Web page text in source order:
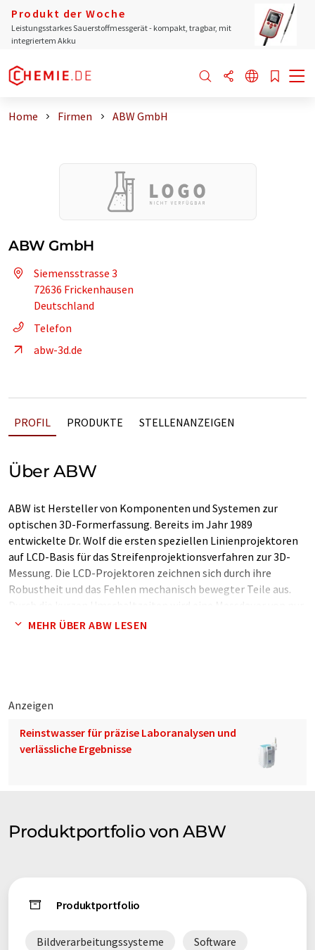
Produkt der Woche
Leistungsstarkes Sauerstoffmessgerät - kompakt, tragbar, mit
integriertem Akku
Home Firmen ABW GmbH
ABW GmbH
Siemensstrasse 3
72636 Frickenhausen
Deutschland
Telefon
abw-3d.de
PROFIL PRODUKTE STELLENANZEIGEN
Über ABW
ABW ist Hersteller von Komponenten und Systemen zur
optischen 3D-Formerfassung. Bereits im Jahr 1989
entwickelte Dr. Wolf die ersten speziellen Linienprojektoren
auf LCD-Basis für das Streifenprojektionsverfahren zur 3D-
Messung. Die LCD-Projektoren zeichnen sich durch ihre
Robustheit und das Fehlen mechanisch bewegter Teile aus.
0,5s erzielt. Sie sind dadurch besonders gut für industrielle
MEHR ÜBER ABW LESEN
Anzeigen
Reinstwasser für präzise Laboranalysen und
verlässliche Ergebnisse
Produktportfolio von ABW
Produktportfolio
Bildverarbeitungssysteme Software